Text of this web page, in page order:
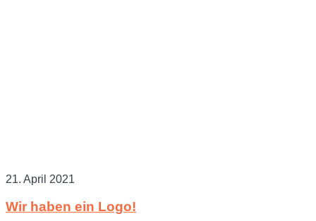
21. April 2021
Wir haben ein Logo!